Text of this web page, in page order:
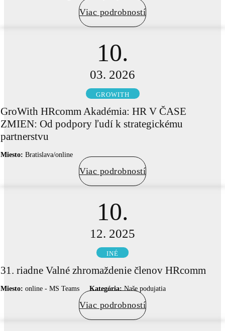
Viac podrobností
10.
03. 2026
GROWITH
GroWith HRcomm Akadémia: HR V ČASE
ZMIEN: Od podpory ľudí k strategickému
partnerstvu
Miesto: Bratislava/online
Viac podrobností
10.
12. 2025
INÉ
31. riadne Valné zhromaždenie členov HRcomm
Miesto: online - MS Teams Kategória:Naše podujatia
Viac podrobností